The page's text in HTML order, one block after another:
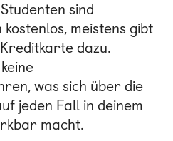
sind
meistens gibt
dazu.
was sich über die
jeden Fall in deinem
macht.